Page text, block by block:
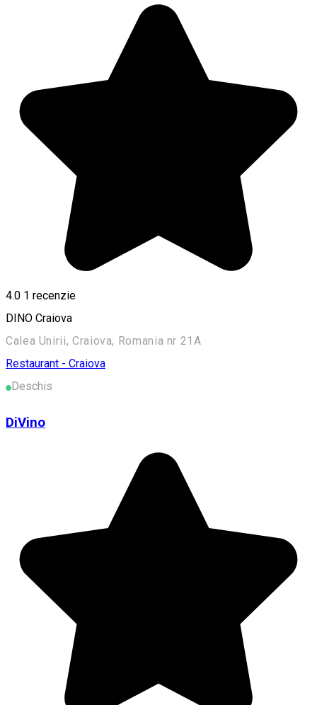
4.0 1 recenzie
DINO Craiova
Calea Unirii, Craiova, Romania nr 21A
Restaurant - Craiova
Deschis
DiVino